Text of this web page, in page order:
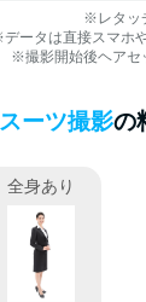
※レタッ
ータは直接スマホ
※撮影開始後ヘアセ
スーツ撮影の
全身あり